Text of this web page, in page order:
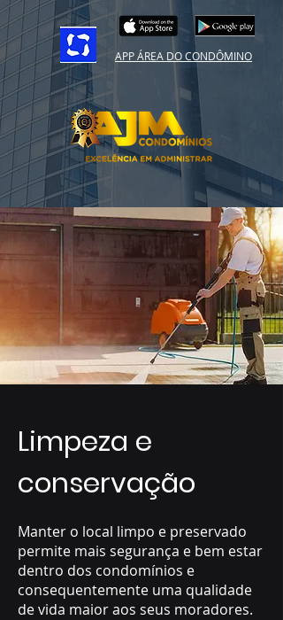
APP ÁREA DO CONDÔMINO
Limpeza e
conservação
Manter o local limpo e preservado
permite mais segurança e bem estar
dentro dos condomínios e
consequentemente uma qualidade
de vida maior aos seus moradores.